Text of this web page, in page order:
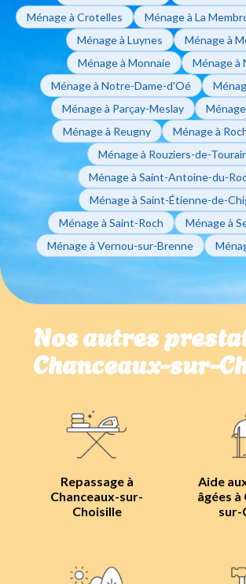
Ménage à Crotelles
Ménage à La
Ménage à Luynes
Ménage à
Ménage à Monnaie
Ménage à
Ménage à Notre-Dame-d'Oé
Ménage à Parçay-Meslay
Ménage à Reugny
Ménage à
Ménage à Rouziers-de-
Ménage à Saint-Antoine-du-
Ménage à Saint-Étienne-de-
Ménage à Saint-Roch
Ménage à
Ménage à Vernou-sur-Brenne
Nos autres
Chanceaux-sur-
Repassage à
Chanceaux-sur-
Choisille
Aide
âgées à
sur-